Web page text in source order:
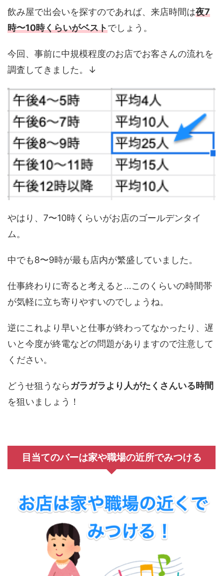
飲み屋で出会いを探すのであれば、来店時間は夜7
時〜10時くらいがベストでしょう。
今回、事前に中規模程度のお店でお客さんの流れを
調査してきました。↓
やはり、7〜10時くらいがお店のゴールデンタイ
ム。
中でも8〜9時が最も店内が繁盛していました。
仕事終わりに寄ると考えると…このくらいの時間帯
が気軽に立ち寄りやすいのでしょうね。
逆にこれより早いと仕事が終わってなかったり、遅
いと今度が終電などの問題がありますので注意して
ください。
どうせ狙うなら ガラガラより人がたくさんいる時間
を狙いましょう！
目当てのバーは家や職場の近所でみつける